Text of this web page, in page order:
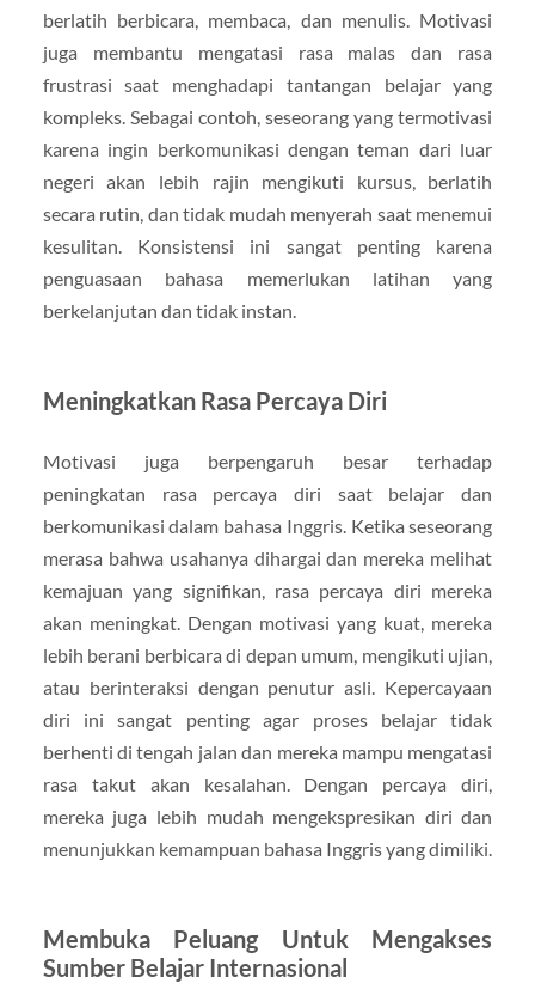
berlatih berbicara, membaca, dan menulis. Motivasi
juga membantu mengatasi rasa malas dan rasa
frustrasi saat menghadapi tantangan belajar yang
kompleks. Sebagai contoh, seseorang yang termotivasi
karena ingin berkomunikasi dengan teman dari luar
negeri akan lebih rajin mengikuti kursus, berlatih
secara rutin, dan tidak mudah menyerah saat menemui
kesulitan. Konsistensi ini sangat penting karena
penguasaan bahasa memerlukan latihan yang
berkelanjutan dan tidak instan.
Meningkatkan Rasa Percaya Diri
Motivasi juga berpengaruh besar terhadap
peningkatan rasa percaya diri saat belajar dan
berkomunikasi dalam bahasa Inggris. Ketika seseorang
merasa bahwa usahanya dihargai dan mereka melihat
kemajuan yang signifikan, rasa percaya diri mereka
akan meningkat. Dengan motivasi yang kuat, mereka
lebih berani berbicara di depan umum, mengikuti ujian,
atau berinteraksi dengan penutur asli. Kepercayaan
diri ini sangat penting agar proses belajar tidak
berhenti di tengah jalan dan mereka mampu mengatasi
rasa takut akan kesalahan. Dengan percaya diri,
mereka juga lebih mudah mengekspresikan diri dan
menunjukkan kemampuan bahasa Inggris yang dimiliki.
Membuka Peluang Untuk Mengakses
Sumber Belajar Internasional